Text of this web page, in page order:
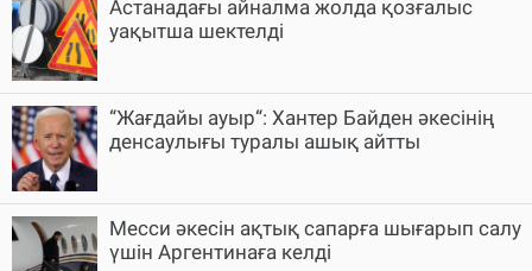
Астанадағы айналма жолда қозғалыс
уақытша шектелді
“Жағдайы ауыр“: Хантер Байден әкесінің
денсаулығы туралы ашық айтты
Месси әкесін ақтық сапарға шығарып салу
үшін Аргентинаға келді